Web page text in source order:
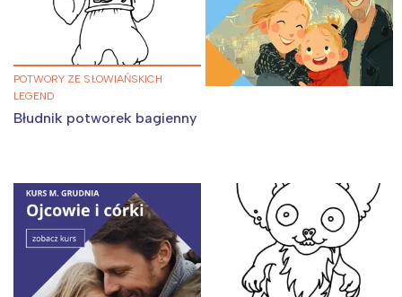
POTWORY ZE SŁOWIAŃSKICH
LEGEND
Błudnik potworek bagienny